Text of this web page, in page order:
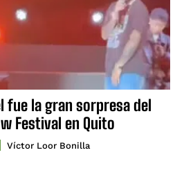
fue la gran sorpresa del
Festival en Quito
Víctor Loor Bonilla